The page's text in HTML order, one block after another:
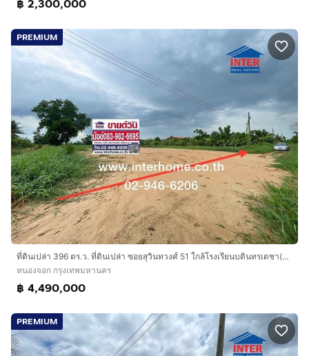
฿ 2,300,000
PREMIUM
ที่ดินเปล่า 396 ตร.ว. ที่ดินเปล่า ซอยสุวินทวงศ์ 51 ใกล้โรงเรียนบดินทรเดชา(สิงส์ สิงหเสนี) 4 ถนนสุวินทวงศ์ เขตหนองจอก กรุงเทพมหานคร
หนองจอก กรุงเทพมหานคร
฿ 4,490,000
PREMIUM